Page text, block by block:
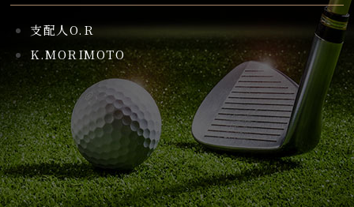
支配人O.R
K.MORIMOTO